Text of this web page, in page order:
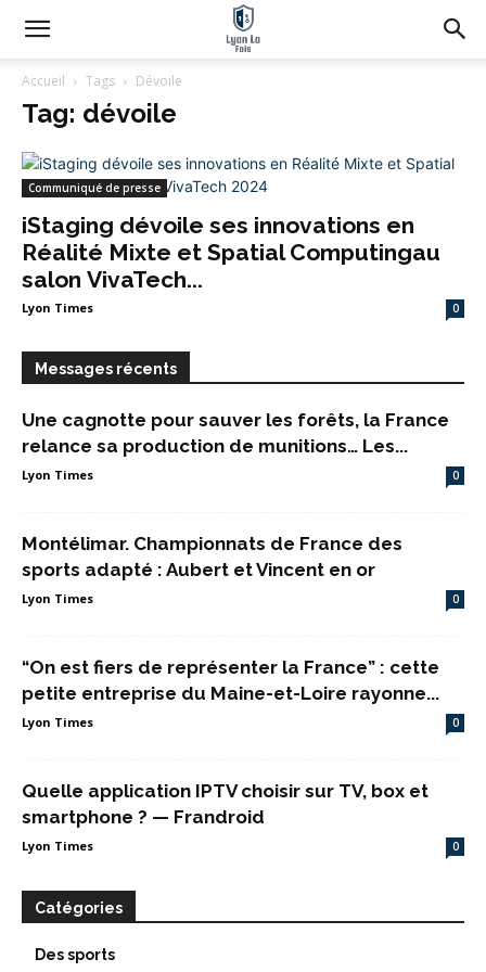
Accueil Tags Dévoile
Tag: dévoile
Communiqué de presse
iStaging dévoile ses innovations en
Réalité Mixte et Spatial Computingau
salon VivaTech...
Lyon Times 0
Messages récents
Une cagnotte pour sauver les forêts, la France
relance sa production de munitions… Les...
Lyon Times 0
Montélimar. Championnats de France des
sports adapté : Aubert et Vincent en or
Lyon Times 0
“On est fiers de représenter la France” : cette
petite entreprise du Maine-et-Loire rayonne...
Lyon Times 0
Quelle application IPTV choisir sur TV, box et
smartphone ? — Frandroid
Lyon Times 0
Catégories
Des sports